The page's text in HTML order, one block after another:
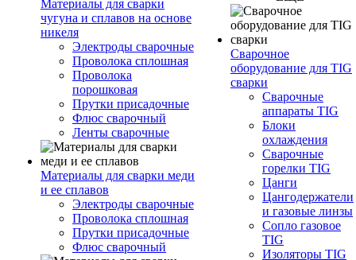
Материалы для сварки
чугуна и сплавов на основе
никеля
Электроды сварочные
Проволока сплошная
Проволока
порошковая
Прутки присадочные
Флюс сварочный
Ленты сварочные
Материалы для сварки меди
и ее сплавов
Электроды сварочные
Проволока сплошная
Прутки присадочные
Флюс сварочный
Сварочное
оборудование для TIG
сварки
Сварочные
аппараты TIG
Блоки
охлаждения
Сварочные
горелки TIG
Цанги
Цангодержатели
и газовые линзы
Сопло газовое
TIG
Изоляторы TIG